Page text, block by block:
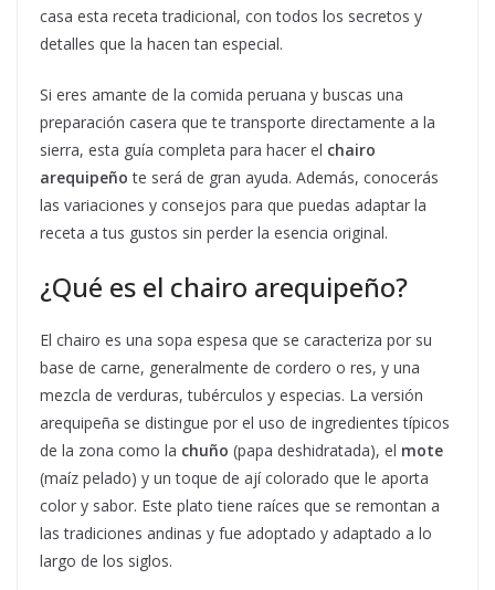
casa esta receta tradicional, con todos los secretos y
detalles que la hacen tan especial.
Si eres amante de la comida peruana y buscas una
preparación casera que te transporte directamente a la
sierra, esta guía completa para hacer el chairo
arequipeño te será de gran ayuda. Además, conocerás
las variaciones y consejos para que puedas adaptar la
receta a tus gustos sin perder la esencia original.
¿Qué es el chairo arequipeño?
El chairo es una sopa espesa que se caracteriza por su
base de carne, generalmente de cordero o res, y una
mezcla de verduras, tubérculos y especias. La versión
arequipeña se distingue por el uso de ingredientes típicos
de la zona como la chuño (papa deshidratada), el mote
(maíz pelado) y un toque de ají colorado que le aporta
color y sabor. Este plato tiene raíces que se remontan a
las tradiciones andinas y fue adoptado y adaptado a lo
largo de los siglos.